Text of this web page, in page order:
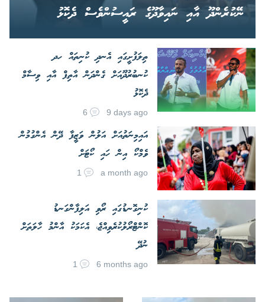
ނޭކުރެންދޫ އާއި ނައިވާދޫގެ ރައީސުންވެސް ދެކޮޅު
ތިލަފުށީގައި އެނދި ކުނިތައް ހދ
ކުނބުރުދޫއަށް ގެންދަން އާތިފް އާއި ވިސާމް
ދެކޮޅު
9 days ago
6
އައިމިނަތުއަށް އަލުން ވަޒީފާ ދޭން އެންގުމުން
ވެމްކޯ އިން ހައި ކޯޓަށް
a month ago
1
ކުނިގޮނޑުގައި ރޯވި އަލިފާންގަނޑު
ކޮންޓްރޯލުކުރެވިއްޖެ، އެކަމަކު އާންމު ހާލަތަށް
ނުދޭ
6 months ago
1